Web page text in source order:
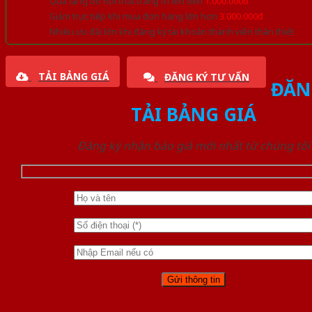
Giảm trực tiếp khi mua đơn hàng lớn hơn 3.000.000đ
Nhiều ưu đãi lớn khi đăng ký tài khoản thành viên thân thiết
TẢI BẢNG GIÁ ĐĂNG KÝ TƯ VẤN
TẢI BẢNG GIÁ
Đăng ký nhận báo giá mới nhất từ chúng tôi